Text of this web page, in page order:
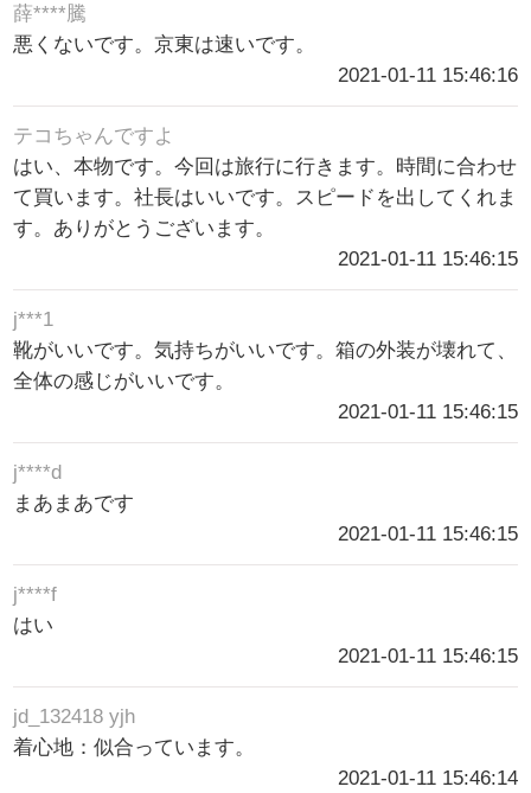
薛****騰
悪くないです。京東は速いです。
2021-01-11 15:46:16
テコちゃんですよ
はい、本物です。今回は旅行に行きます。時間に合わせ
て買います。社長はいいです。スピードを出してくれま
す。ありがとうございます。
2021-01-11 15:46:15
j***1
靴がいいです。気持ちがいいです。箱の外装が壊れて、
全体の感じがいいです。
2021-01-11 15:46:15
j****d
まあまあです
2021-01-11 15:46:15
j****f
はい
2021-01-11 15:46:15
jd_132418 yjh
着心地：似合っています。
2021-01-11 15:46:14